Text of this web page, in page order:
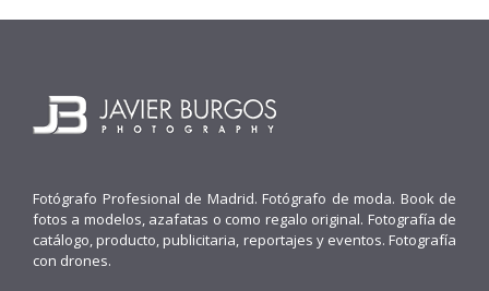
Fotógrafo Profesional de Madrid. Fotógrafo de moda. Book de
fotos a modelos, azafatas o como regalo original. Fotografía de
catálogo, producto, publicitaria, reportajes y eventos. Fotografía
con drones.